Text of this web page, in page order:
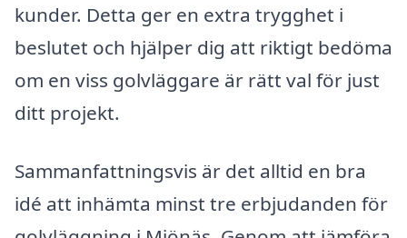
kunder. Detta ger en extra trygghet i
beslutet och hjälper dig att riktigt bedöma
om en viss golvläggare är rätt val för just
ditt projekt.
Sammanfattningsvis är det alltid en bra
idé att inhämta minst tre erbjudanden för